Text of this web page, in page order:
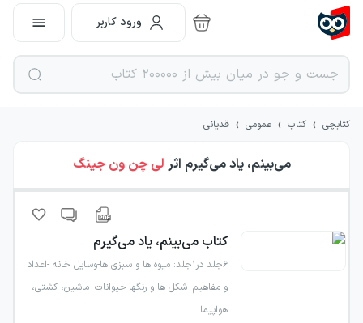
ورود کاربر
کتابچی › کتاب › عمومی › قدیانی
می‌بینم، یاد می‌گیرم اثر لی چن ون جینگ
کتاب می‌بینم، یاد می‌گیرم
۶جلد در۱جلد: م‍ی‍وه ه‍ا و س‍ب‍زی ه‍ا-وس‍ای‍ل خ‍ان‍ه -اع‍داد
و م‍ف‍اه‍ی‍م -ش‍ک‍ل ه‍ا و رن‍گ‍ه‍ا-ح‍ی‍وان‍ات -م‍اش‍ی‍ن، ک‍شت‍ی،
ه‍واپ‍ی‍م‍ا